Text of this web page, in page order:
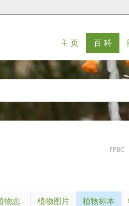
主 页(current)
百 科
PPBC
物志 植物图片 植物标本